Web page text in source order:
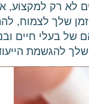
לא רק למקצוע,
שלך לצמוח,
של בעלי חיים
להגשמת